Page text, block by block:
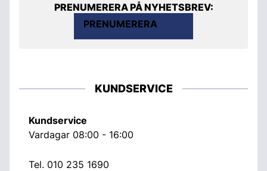
PRENUMERERA PÅ NYHETSBREV:
PRENUMERERA
KUNDSERVICE
Kundservice
Vardagar 08:00 - 16:00
Tel. 010 235 1690